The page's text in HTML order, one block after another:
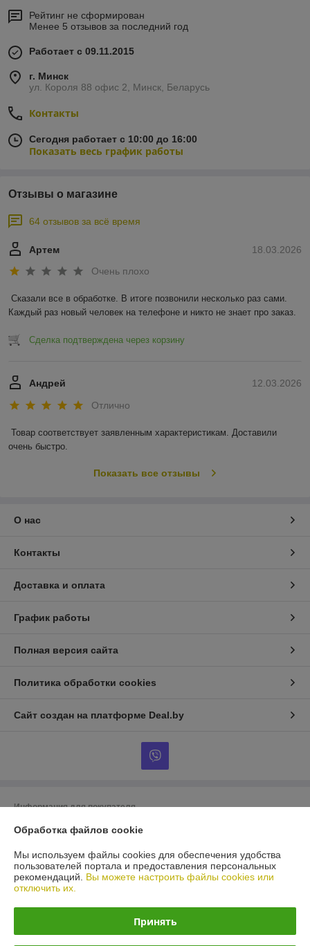
Рейтинг не сформирован
Менее 5 отзывов за последний год
Работает с 09.11.2015
г. Минск
ул. Короля 88 офис 2, Минск, Беларусь
Контакты
Сегодня работает с 10:00 до 16:00
Показать весь график работы
Отзывы о магазине
64 отзывов за всё время
18.03.2026
Артем
Очень плохо
Сказали все в обработке. В итоге позвонили несколько раз сами.
Каждый раз новый человек на телефоне и никто не знает про заказ.
Сделка подтверждена через корзину
12.03.2026
Андрей
Отлично
Товар соответствует заявленным характеристикам. Доставили
очень быстро.
Показать все отзывы
О нас
Контакты
Доставка и оплата
График работы
Полная версия сайта
Политика обработки cookies
Сайт создан на платформе Deal.by
Информация для покупателя
Юридическое лицо:ООО «БигВал»
г. Минск, ул.Короля, д.88, пом.2
Регистрационный номер ЕГР: 193084737
УНП: 193084737
Дата регистрации компании: 28.05.2018
Обработка файлов cookie
Мы используем файлы cookies для обеспечения удобства
пользователей портала и предоставления персональных
рекомендаций. Вы можете настроить файлы cookies или
отключить их.
Принять